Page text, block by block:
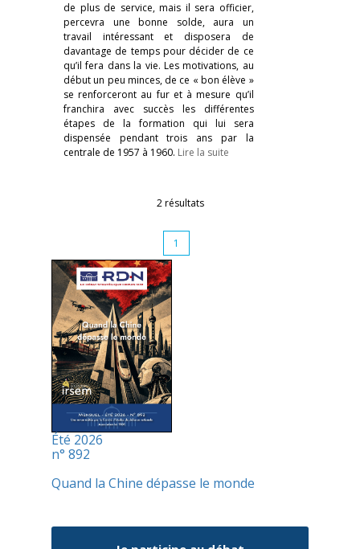
de plus de service, mais il sera officier,
percevra une bonne solde, aura un
travail intéressant et disposera de
davantage de temps pour décider de ce
qu’il fera dans la vie. Les motivations, au
début un peu minces, de ce « bon élève »
se renforceront au fur et à mesure qu’il
franchira avec succès les différentes
étapes de la formation qui lui sera
dispensée pendant trois ans par la
centrale de 1957 à 1960. Lire la suite
2 résultats
1
Été 2026
n° 892
Quand la Chine dépasse le monde